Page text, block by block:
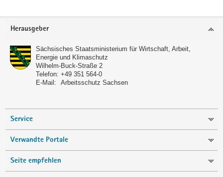
Footer-
Herausgeber
Sächsisches Staatsministerium für Wirtschaft, Arbeit,
Energie und Klimaschutz
Wilhelm-Buck-Straße 2
Telefon: +49 351 564-0
E-Mail:
Arbeitsschutz Sachsen
Service
Verwandte Portale
Seite empfehlen